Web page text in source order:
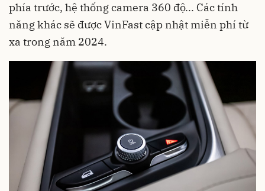
phía trước, hệ thống camera 360 độ... Các tính
năng khác sẽ được VinFast cập nhật miễn phí từ
xa trong năm 2024.